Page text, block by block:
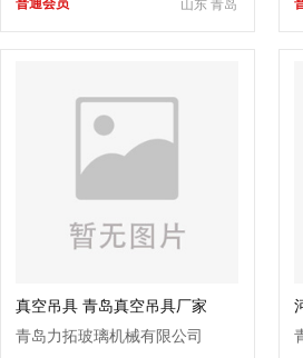
山东 青岛
普通会员
真空吊具 青岛真空吊具厂家
青岛力拓玻璃机械有限公司